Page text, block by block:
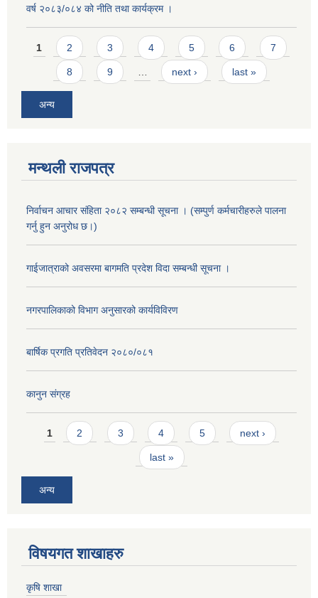
वर्ष २०८३/०८४ को नीति तथा कार्यक्रम ।
Pages
1 2 3 4 5 6 7
8 9 next › last »
अन्य
मन्थली राजपत्र
निर्वाचन आचार संहिता २०८२ सम्बन्धी सूचना । (सम्पुर्ण कर्मचारीहरुले पालना
गर्नु हुन अनुरोध छ।)
गाईजात्राको अवसरमा बागमति प्रदेश विदा सम्बन्धी सूचना ।
नगरपालिकाको विभाग अनुसारको कार्यविविरण
बार्षिक प्रगति प्रतिवेदन २०८०/०८१
कानुन संग्रह
Pages
1 2 3 4 5 next ›
last »
अन्य
विषयगत शाखाहरु
कृषि शाखा